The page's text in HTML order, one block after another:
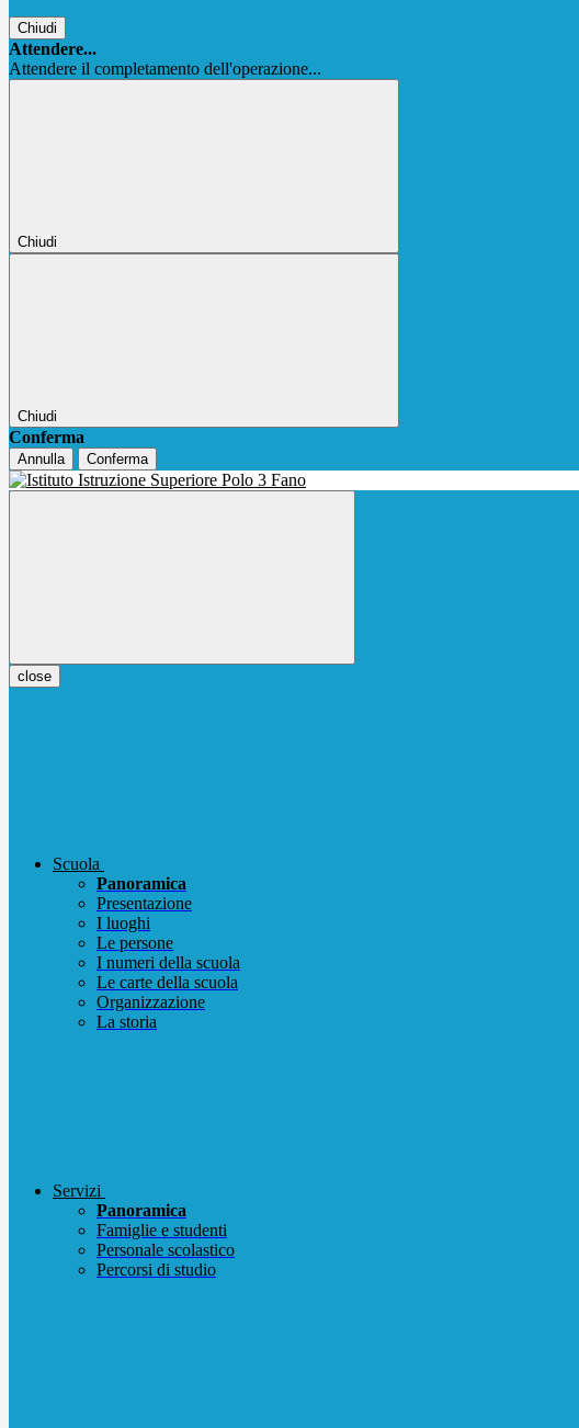
Chiudi
Attendere...
Attendere il completamento dell'operazione...
Chiudi
Chiudi
Conferma
Annulla Conferma
close
Scuola
Panoramica
Presentazione
I luoghi
Le persone
I numeri della scuola
Le carte della scuola
Organizzazione
La storia
Servizi
Panoramica
Famiglie e studenti
Personale scolastico
Percorsi di studio